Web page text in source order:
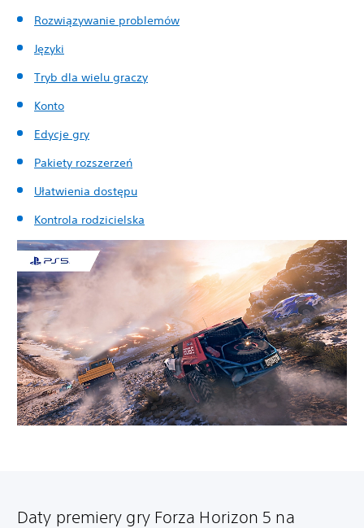
Rozwiązywanie problemów
Języki
Tryb dla wielu graczy
Konto
Edycje gry
Pakiety rozszerzeń
Ułatwienia dostępu
Kontrola rodzicielska
Daty premiery gry Forza Horizon 5 na